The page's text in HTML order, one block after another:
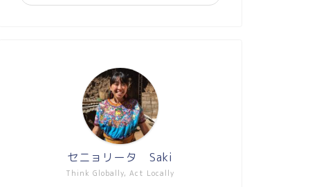
Think Globally, Act Locally
セニョリータ Saki